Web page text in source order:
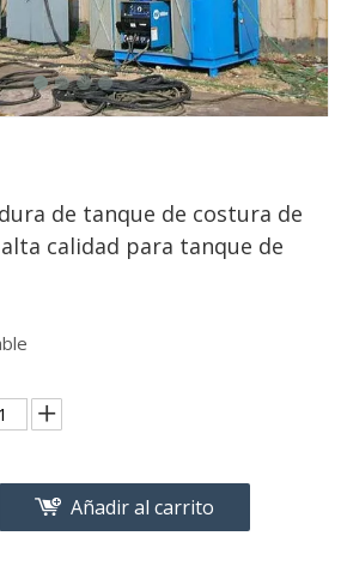
de tanque de costura de
calidad para tanque de
Añadir al carrito